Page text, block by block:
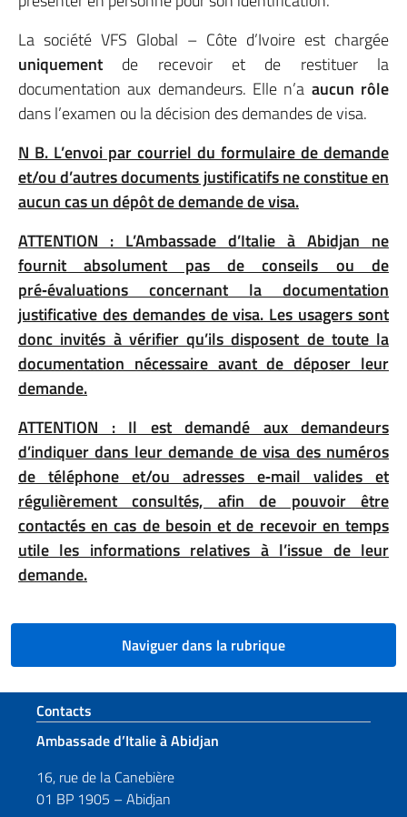
La société VFS Global – Côte d’Ivoire est chargée
uniquement de recevoir et de restituer la
documentation aux demandeurs. Elle n’a aucun rôle
dans l’examen ou la décision des demandes de visa.
N B. L’envoi par courriel du formulaire de demande
et/ou d’autres documents justificatifs ne constitue en
aucun cas un dépôt de demande de visa.
ATTENTION : L’Ambassade d’Italie à Abidjan ne
fournit absolument pas de conseils ou de
pré‑évaluations concernant la documentation
justificative des demandes de visa. Les usagers sont
donc invités à vérifier qu’ils disposent de toute la
documentation nécessaire avant de déposer leur
demande.
ATTENTION : Il est demandé aux demandeurs
d’indiquer dans leur demande de visa des numéros
de téléphone et/ou adresses e‑mail valides et
régulièrement consultés, afin de pouvoir être
contactés en cas de besoin et de recevoir en temps
utile les informations relatives à l’issue de leur
demande.
Naviguer dans la rubrique
Section de pied de page
Contacts
Ambassade d’Italie à Abidjan
16, rue de la Canebière
01 BP 1905 – Abidjan